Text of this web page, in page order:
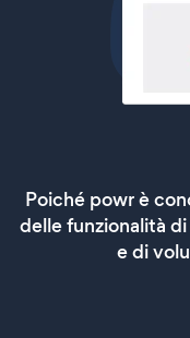
Poiché powr è
delle funzionalità
e di